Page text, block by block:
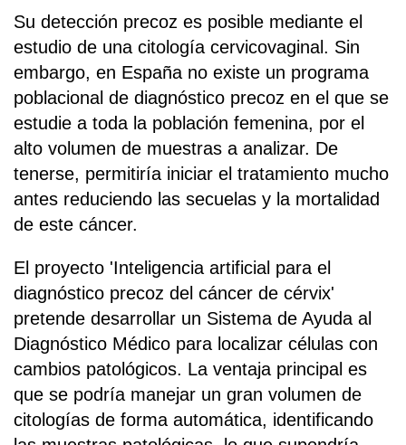
Su detección precoz es posible mediante el
estudio de una citología cervicovaginal. Sin
embargo, en España no existe un programa
poblacional de diagnóstico precoz en el que se
estudie a toda la población femenina, por el
alto volumen de muestras a analizar. De
tenerse, permitiría iniciar el tratamiento mucho
antes reduciendo las secuelas y la mortalidad
de este cáncer.
El proyecto 'Inteligencia artificial para el
diagnóstico precoz del cáncer de cérvix'
pretende desarrollar un Sistema de Ayuda al
Diagnóstico Médico para localizar células con
cambios patológicos. La ventaja principal es
que se podría manejar un gran volumen de
citologías de forma automática, identificando